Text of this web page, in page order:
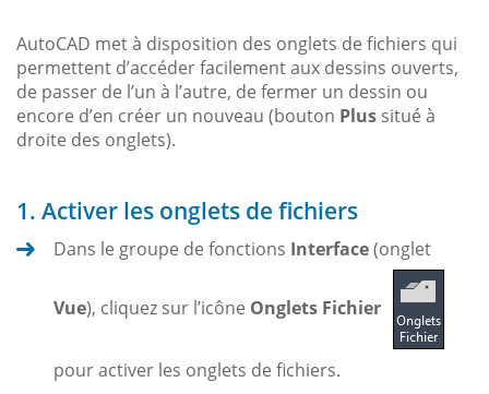
AutoCAD met à disposition des onglets de fichiers qui
permettent d’accéder facilement aux dessins ouverts,
de passer de l’un à l’autre, de fermer un dessin ou
encore d’en créer un nouveau (bouton Plus situé à
droite des onglets).
1. Activer les onglets de fichiers
Dans le groupe de fonctions Interface(onglet
Vue), cliquez sur l’icône Onglets Fichier
pour activer les onglets de fichiers.